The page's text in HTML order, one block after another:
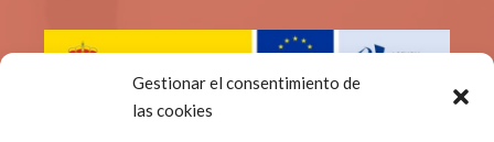
Gestionar el consentimiento de
las cookies